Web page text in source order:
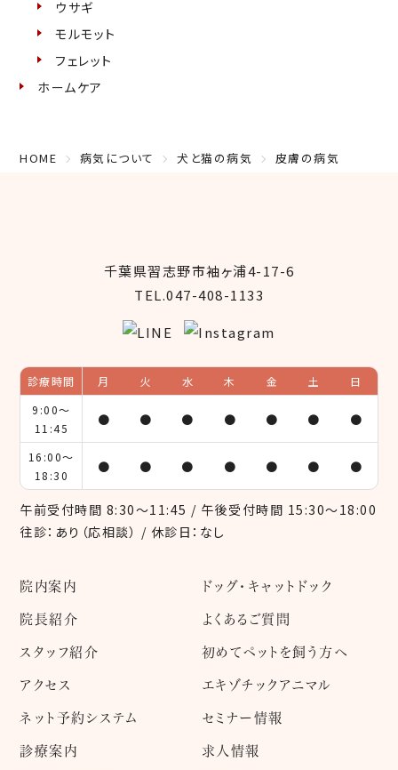
ウサギ
モルモット
フェレット
ホームケア
HOME 病気について 犬と猫の病気 皮膚の病気
千葉県習志野市袖ヶ浦4-17-6
TEL.047-408-1133
診療時間 月 火 水 木 金 土
日
9:00～
11:45
● ● ● ● ● ● ●
16:00～
18:30
● ● ● ● ● ● ●
午前受付時間 8:30～11:45 / 午後受付時間 15:30～18:00
往診：あり（応相談） / 休診日：なし
院内案内
院長紹介
スタッフ紹介
アクセス
ネット予約システム
診療案内
ドッグ・キャットドック
よくあるご質問
初めてペットを飼う方へ
エキゾチックアニマル
セミナー情報
求人情報